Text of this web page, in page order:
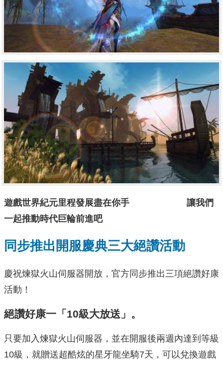
遊戲世界紀元里程發展盡在你手
讓我們
一起推動時代巨輪前進吧
同步推出開服慶典三大絕讚活動
慶祝煉獄火山伺服器開放，官方同步推出三項絕讚好康
活動！
絕讚好康一「10級大放送」。
只要加入煉獄火山伺服器，並在開服後兩週內達到等級
10級，就贈送超酷炫的星牙龍坐騎7天，可以兌換遊戲